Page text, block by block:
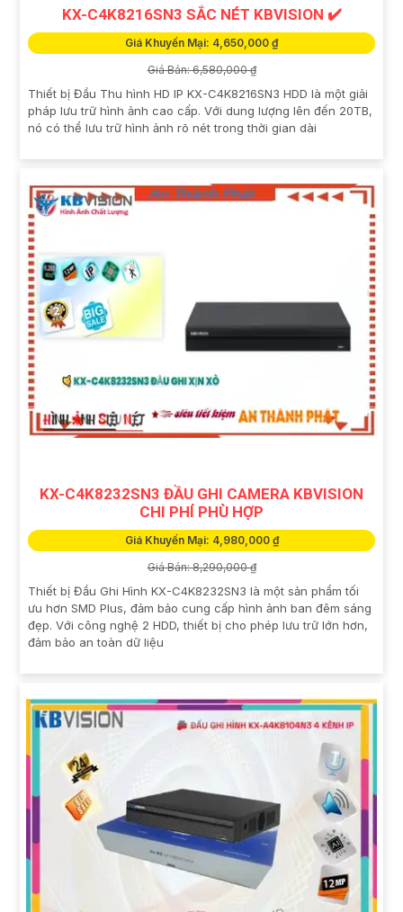
KX-C4K8216SN3 SẮC NÉT KBVISION ✔️
Giá Khuyến Mại: 4,650,000 ₫
Giá Bán: 6,580,000 ₫
Thiết bị Đầu Thu hình HD IP KX-C4K8216SN3 HDD là một giải
pháp lưu trữ hình ảnh cao cấp. Với dung lượng lên đến 20TB,
nó có thể lưu trữ hình ảnh rõ nét trong thời gian dài
KX-C4K8232SN3 ĐẦU GHI CAMERA KBVISION
CHI PHÍ PHÙ HỢP
Giá Khuyến Mại: 4,980,000 ₫
Giá Bán: 8,290,000 ₫
Thiết bị Đầu Ghi Hình KX-C4K8232SN3 là một sản phẩm tối
ưu hơn SMD Plus, đảm bảo cung cấp hình ảnh ban đêm sáng
đẹp. Với công nghệ 2 HDD, thiết bị cho phép lưu trữ lớn hơn,
đảm bảo an toàn dữ liệu